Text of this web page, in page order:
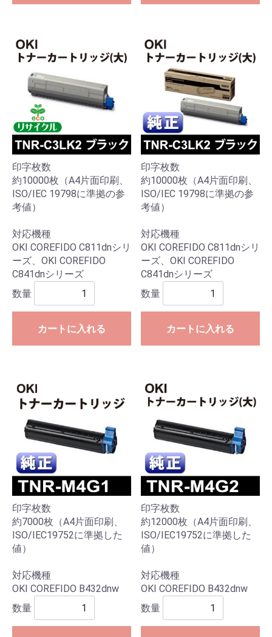
印字枚数
約10000枚（A4片面印刷、
ISO/IEC 19798に準拠の参
考値）
対応機種
OKI COREFIDO C811dnシリ
ーズ、OKI COREFIDO
C841dnシリーズ
数量
カートに入れる
印字枚数
約10000枚（A4片面印刷、
ISO/IEC 19798に準拠の参
考値）
対応機種
OKI COREFIDO C811dnシリ
ーズ、OKI COREFIDO
C841dnシリーズ
数量
カートに入れる
印字枚数
約7000枚（A4片面印刷、
ISO/IEC19752に準拠した
値）
対応機種
OKI COREFIDO B432dnw
数量
印字枚数
約12000枚（A4片面印刷、
ISO/IEC19752に準拠した
値）
対応機種
OKI COREFIDO B432dnw
数量